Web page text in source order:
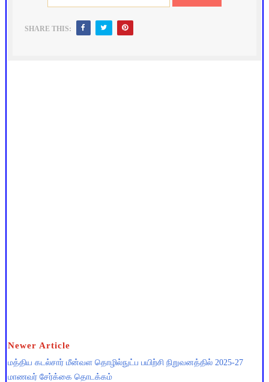
SHARE THIS:
Newer Article
மத்திய கடல்சார் மீன்வள தொழில்நுட்ப பயிற்சி நிறுவனத்தில் 2025-27
மாணவர் சேர்க்கை தொடக்கம்